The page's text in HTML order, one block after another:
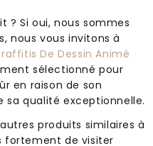
? Si oui, nous sommes
nous vous invitons à
De Dessin Animé
sélectionné pour
en raison de son
qualité exceptionnelle.
produits similaires à
fortement de visiter